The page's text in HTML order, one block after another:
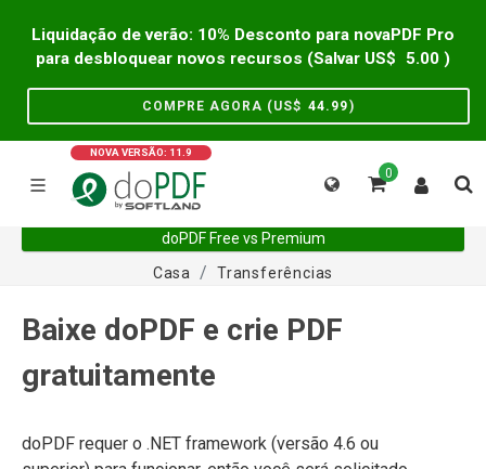
Liquidação de verão: 10% Desconto para novaPDF Pro
para desbloquear novos recursos (Salvar US$
5.00 )
COMPRE AGORA (US$ 44.99)
NOVA VERSÃO: 11.9
0
doPDF Free vs Premium
Casa
Transferências
Baixe doPDF e crie PDF
gratuitamente
doPDF requer o .NET framework (versão 4.6 ou